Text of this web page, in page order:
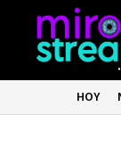
HOY